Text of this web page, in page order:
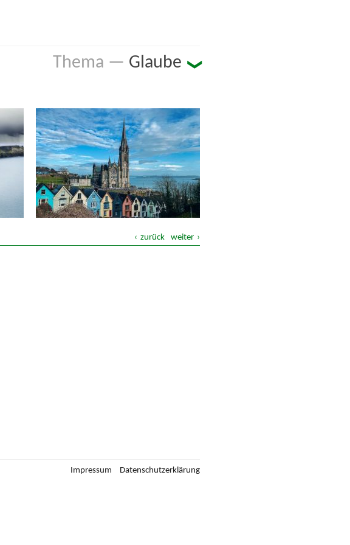
Glaube
Den ganzen Tag ...
Freundschaft
Jahr und Jahreszeiten
Natur
Versöhnung
zurück weiter
Impressum Datenschutzerklärung